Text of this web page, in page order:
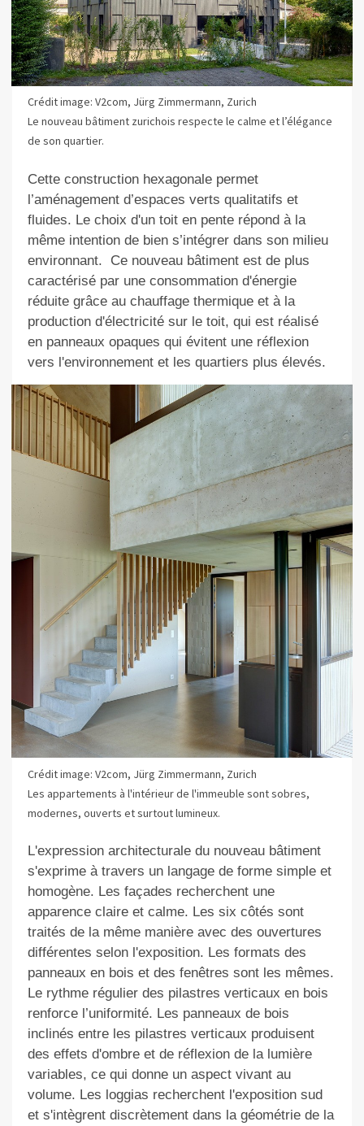
Crédit image: V2com, Jürg Zimmermann, Zurich
Le nouveau bâtiment zurichois respecte le calme et l’élégance
de son quartier.
Cette construction hexagonale permet
l’aménagement d’espaces verts qualitatifs et
fluides. Le choix d'un toit en pente répond à la
même intention de bien s’intégrer dans son milieu
environnant.
Ce nouveau bâtiment est de plus
caractérisé par une consommation d'énergie
réduite grâce au chauffage thermique et à la
production d'électricité sur le toit, qui est réalisé
en panneaux opaques qui évitent une réflexion
vers l'environnement et les quartiers plus élevés.
Crédit image: V2com, Jürg Zimmermann, Zurich
Les appartements à l'intérieur de l'immeuble sont sobres,
modernes, ouverts et surtout lumineux.
L'expression architecturale du nouveau bâtiment
s'exprime à travers un langage de forme simple et
homogène. Les façades recherchent une
apparence claire et calme. Les six côtés sont
traités de la même manière avec des ouvertures
différentes selon l'exposition. Les formats des
panneaux en bois et des fenêtres sont les mêmes.
Le rythme régulier des pilastres verticaux en bois
renforce l’uniformité. Les panneaux de bois
inclinés entre les pilastres verticaux produisent
des effets d'ombre et de réflexion de la lumière
variables, ce qui donne un aspect vivant au
volume. Les loggias recherchent l'exposition sud
et s'intègrent discrètement dans la géométrie de la